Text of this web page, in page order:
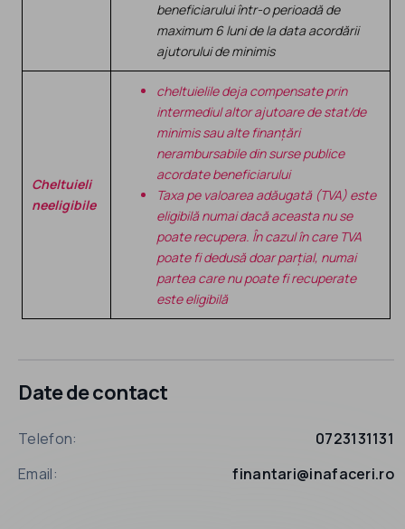
beneficiarului într-o perioadă de
maximum 6 luni de la data acordării
ajutorului de minimis
Cheltuieli
neeligibile
cheltuielile deja compensate prin
intermediul altor ajutoare de stat/de
minimis sau alte finanțări
nerambursabile din surse publice
acordate beneficiarului
Taxa pe valoarea adăugată (TVA) este
eligibilă numai dacă aceasta nu se
poate recupera. În cazul în care TVA
poate fi dedusă doar parțial, numai
partea care nu poate fi recuperate
este eligibilă
Date de contact
Telefon:
0723131131
Email:
finantari@inafaceri.ro